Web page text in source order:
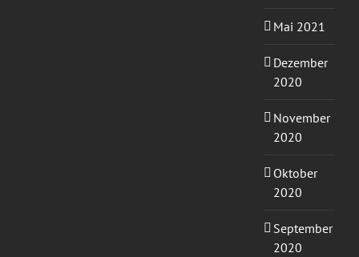
Mai 2021
Dezember
2020
November
2020
Oktober
2020
September
2020